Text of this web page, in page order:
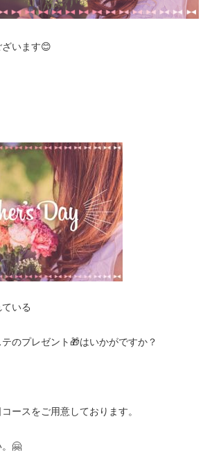
います😊
いる
のプレゼント🎁はいかがですか？
ースをご用意しております。
。🤗